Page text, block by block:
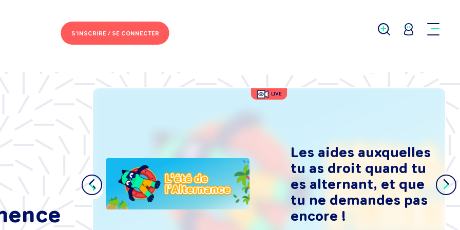
S'INSCRIRE /SE CONNECTER
LIVE
Les aides auxquelles
tu as droit quand tu
es alternant, et que
tu ne demandes pas
encore !